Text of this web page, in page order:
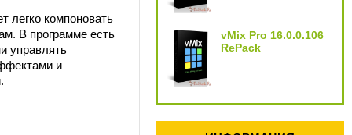
легко компоновать
В программе есть
управлять
и
vMix Pro 16.0.0.106
RePack